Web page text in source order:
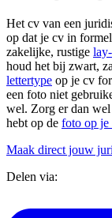
Het cv van een
op dat je cv in
zakelijke, rustige
houd het bij zwart,
lettertype op je cv
een foto niet
wel. Zorg er dan
hebt op de foto op je
Maak direct jouw
Delen via: